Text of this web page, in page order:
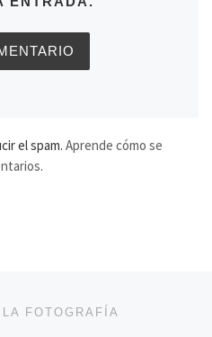
el spam. Aprende cómo se
FOTOGRAFÍA